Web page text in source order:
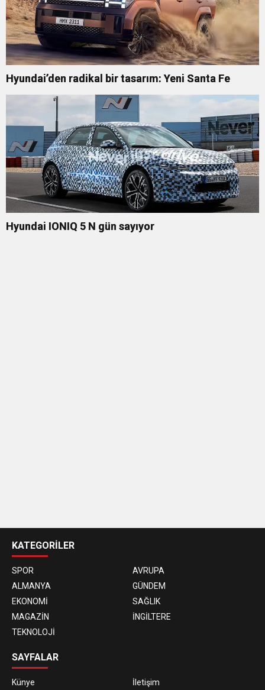
Hyundai’den radikal bir tasarım: Yeni Santa Fe
Hyundai IONIQ 5 N gün sayıyor
siteleri
KATEGORİLER
SPOR
AVRUPA
ALMANYA
GÜNDEM
EKONOMİ
SAĞLIK
MAGAZİN
İNGİLTERE
TEKNOLOJİ
SAYFALAR
Künye İletişim